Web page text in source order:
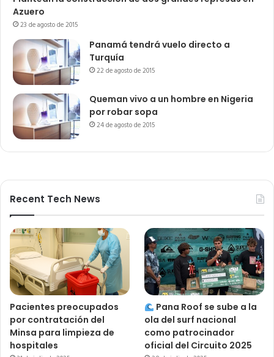
Azuero
23 de agosto de 2015
Panamá tendrá vuelo directo a
Turquía
22 de agosto de 2015
Queman vivo a un hombre en Nigeria
por robar sopa
24 de agosto de 2015
Recent Tech News
Pacientes preocupados
por contratación del
Minsa para limpieza de
hospitales
Pana Roof se sube a la
ola del surf nacional
como patrocinador
oficial del Circuito 2025